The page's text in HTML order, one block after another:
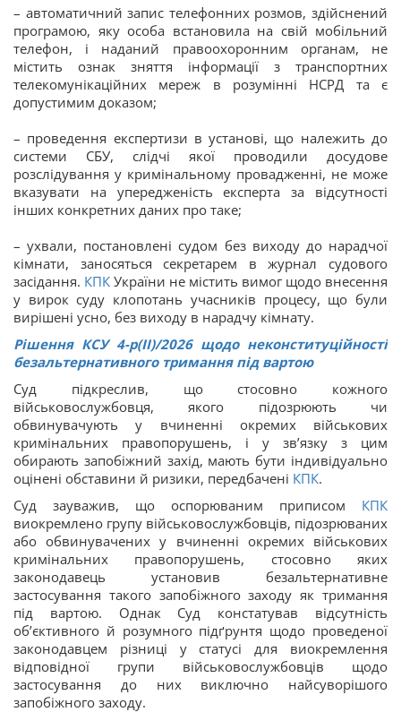
– автоматичний запис телефонних розмов, здійснений
програмою, яку особа встановила на свій мобільний
телефон, і наданий правоохоронним органам, не
містить ознак зняття інформації з транспортних
телекомунікаційних мереж в розумінні НСРД та є
допустимим доказом;
– проведення експертизи в установі, що належить до
системи СБУ, слідчі якої проводили досудове
розслідування у кримінальному провадженні, не може
вказувати на упередженість експерта за відсутності
інших конкретних даних про таке;
– ухвали, постановлені судом без виходу до нарадчої
кімнати, заносяться секретарем в журнал судового
засідання. КПК України не містить вимог щодо внесення
у вирок суду клопотань учасників процесу, що були
вирішені усно, без виходу в нарадчу кімнату.
Рішення КСУ 4-р(ІІ)/2026 щодо неконституційності
безальтернативного тримання під вартою
Суд підкреслив, що стосовно кожного
військовослужбовця, якого підозрюють чи
обвинувачують у вчиненні окремих військових
кримінальних правопорушень, і у зв’язку з цим
обирають запобіжний захід, мають бути індивідуально
оцінені обставини й ризики, передбачені КПК.
Суд зауважив, що оспорюваним приписом КПК
виокремлено групу військовослужбовців, підозрюваних
або обвинувачених у вчиненні окремих військових
кримінальних правопорушень, стосовно яких
законодавець установив безальтернативне
застосування такого запобіжного заходу як тримання
під вартою. Однак Суд констатував відсутність
об’єктивного й розумного підґрунтя щодо проведеної
законодавцем різниці у статусі для виокремлення
відповідної групи військовослужбовців щодо
застосування до них виключно найсуворішого
запобіжного заходу.